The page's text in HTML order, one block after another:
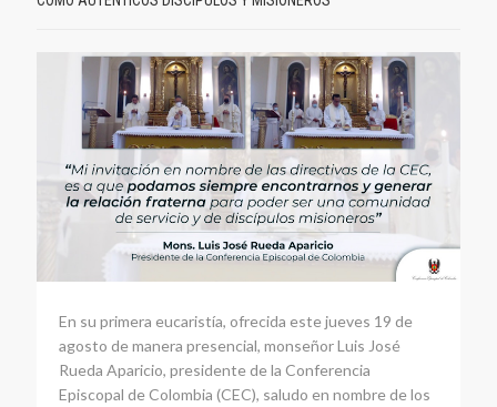
En su primera eucaristía, ofrecida este jueves 19 de
agosto de manera presencial, monseñor Luis José
Rueda Aparicio, presidente de la Conferencia
Episcopal de Colombia (CEC), saludo en nombre de los